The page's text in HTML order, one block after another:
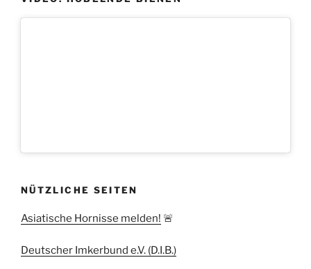
NÜTZLICHE SEITEN
Asiatische Hornisse melden! 🚨
Deutscher Imkerbund e.V. (D.I.B.)